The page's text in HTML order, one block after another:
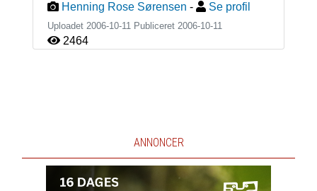
Henning Rose Sørensen - Se profil
Uploadet 2006-10-11 Publiceret 2006-10-11
2464
ANNONCER